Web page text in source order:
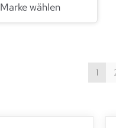
Marke wählen
1